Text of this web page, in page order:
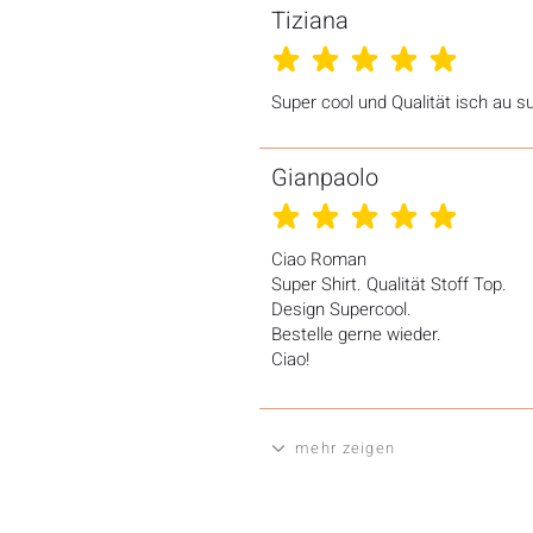
Tiziana
durchschnittliches Rating ist 5 von 5
Super cool und Qualität isch au
Gianpaolo
durchschnittliches Rating ist 5 von 5
Ciao Roman
Super Shirt. Qualität Stoff Top.
Design Supercool.
Bestelle gerne wieder.
Ciao!
mehr zeigen